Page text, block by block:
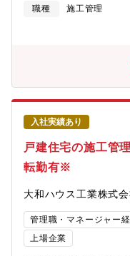
の売り上げは2兆円規模
オフィスビル、物流施設
などの大規模物件など幅
職種
施工管理
入社実績あり
戸建住宅の施工管
転勤有※
大和ハウス工業株式
管理職・マネージャー
上場企業